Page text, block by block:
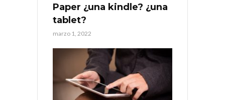
Paper ¿una kindle? ¿una
tablet?
marzo 1, 2022